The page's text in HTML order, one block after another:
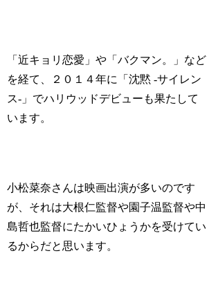
「近キョリ恋愛」や「バクマン。」など
を経て、２０１４年に「沈黙 -サイレン
ス-」でハリウッドデビューも果たして
います。
小松菜奈さんは映画出演が多いのです
が、それは大根仁監督や園子温監督や中
島哲也監督にたかいひょうかを受けてい
るからだと思います。